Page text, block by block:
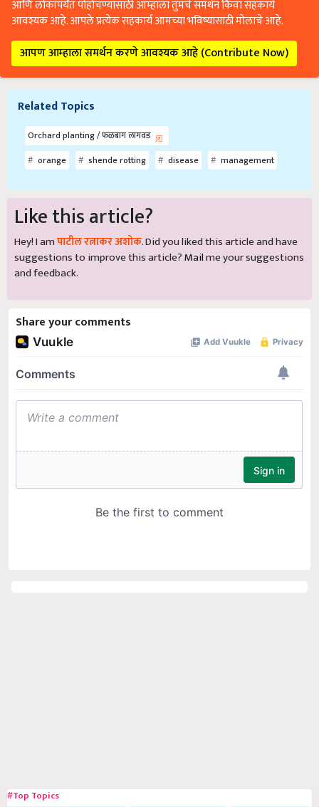
आणि लोकांपर्यंत पोहोचण्यासाठी आम्हाला तुमचे समर्थन किंवा सहकार्य
आवश्यक आहे. आपले प्रत्येक सहकार्य आमच्या भविष्यासाठी मोलाचे आहे.
आपण आम्हाला समर्थन करणे आवश्यक आहे (Contribute Now)
Related Topics
Orchard planting / फळबाग लागवड
orange
shende rotting disease management
Like this article?
Hey! I amपाटील रत्नाकर अशोक. Did you liked this article and have
suggestions to improve this article?Mailme your suggestions
and feedback.
Share your comments
#Top Topics